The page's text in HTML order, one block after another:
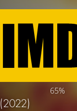
65%
(2022)